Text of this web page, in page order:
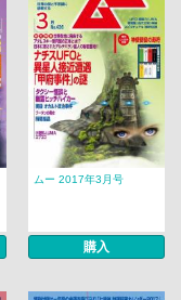
ムー 2017年3月号
購入